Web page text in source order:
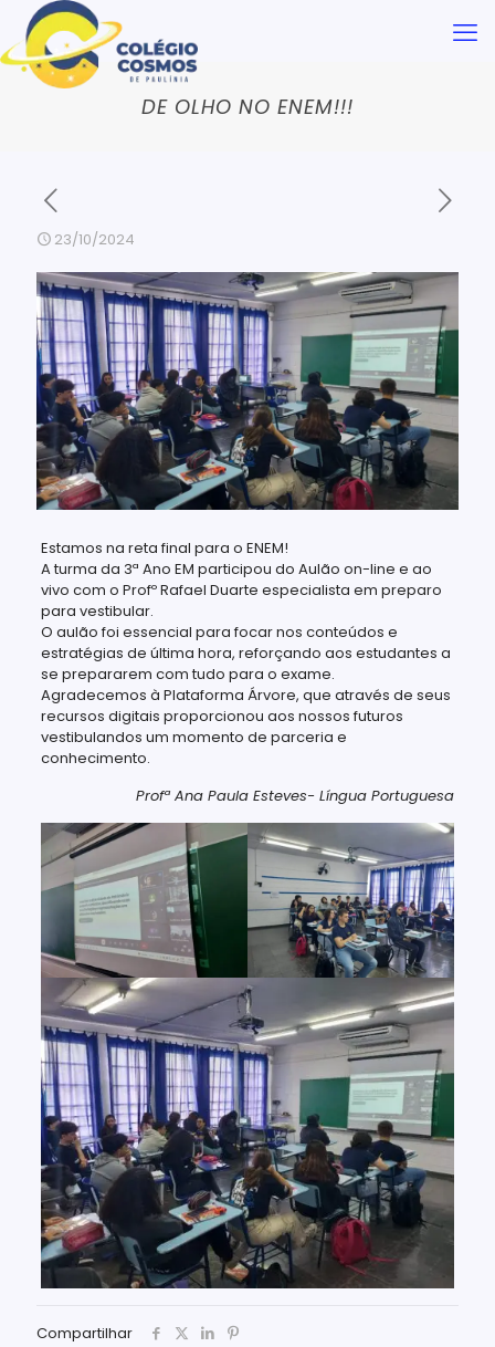
DE OLHO NO ENEM!!!
23/10/2024
Estamos na reta final para o ENEM!
A turma da 3ª Ano EM participou do Aulão on-line e ao
vivo com o Profº Rafael Duarte especialista em preparo
para vestibular.
O aulão foi essencial para focar nos conteúdos e
estratégias de última hora, reforçando aos estudantes a
se prepararem com tudo para o exame.
Agradecemos à Plataforma Árvore, que através de seus
recursos digitais proporcionou aos nossos futuros
vestibulandos um momento de parceria e
conhecimento.
Profª Ana Paula Esteves- Língua Portuguesa
Compartilhar